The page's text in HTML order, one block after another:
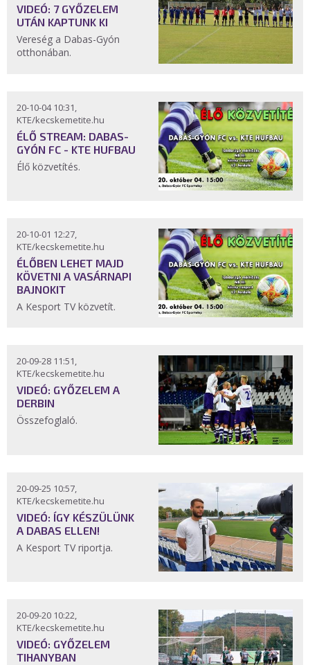
VIDEÓ: 7 GYŐZELEM
UTÁN KAPTUNK KI
Vereség a Dabas-Gyón
otthonában.
20-10-04 10:31,
KTE/kecskemetite.hu
ÉLŐ STREAM: DABAS-
GYÓN FC - KTE HUFBAU
Élő közvetítés.
20-10-01 12:27,
KTE/kecskemetite.hu
ÉLŐBEN LEHET MAJD
KÖVETNI A VASÁRNAPI
BAJNOKIT
A Kesport TV közvetít.
20-09-28 11:51,
KTE/kecskemetite.hu
VIDEÓ: GYŐZELEM A
DERBIN
Összefoglaló.
20-09-25 10:57,
KTE/kecskemetite.hu
VIDEÓ: ÍGY KÉSZÜLÜNK
A DABAS ELLEN!
A Kesport TV riportja.
20-09-20 10:22,
KTE/kecskemetite.hu
VIDEÓ: GYŐZELEM
TIHANYBAN